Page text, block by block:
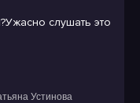
слушать это
Устинова